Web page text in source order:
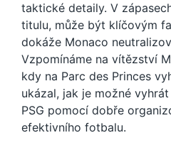
taktické detaily. V
titulu, může být klíčovým
dokáže Monaco
Vzpomínáme na vítězství
kdy na Parc des Princes
ukázal, jak je možné
PSG pomocí dobře
efektivního fotbalu.